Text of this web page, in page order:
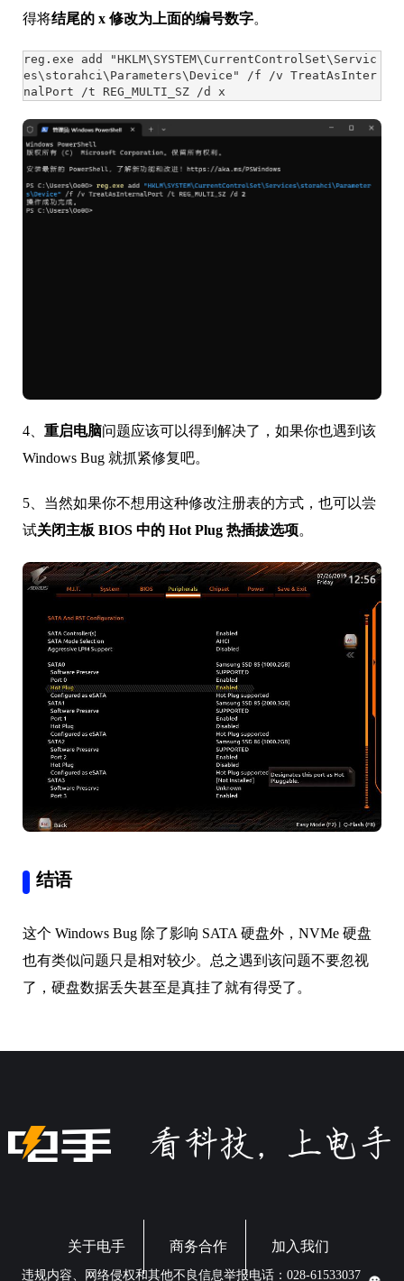
得将结尾的 x 修改为上面的编号数字。
reg.exe add "HKLM\SYSTEM\CurrentControlSet\Servic
es\storahci\Parameters\Device" /f /v TreatAsInter
nalPort /t REG_MULTI_SZ /d x
4、 重启电脑问题应该可以得到解决了，如果你也遇到该
Windows Bug 就抓紧修复吧。
5、当然如果你不想用这种修改注册表的方式，也可以尝
试关闭主板 BIOS 中的 Hot Plug 热插拔选项。
结语
这个 Windows Bug 除了影响 SATA 硬盘外，NVMe 硬盘
也有类似问题只是相对较少。总之遇到该问题不要忽视
了，硬盘数据丢失甚至是真挂了就有得受了。
关于电手 商务合作 加入我们
违规内容、网络侵权和其他不良信息举报电话：028-61533037